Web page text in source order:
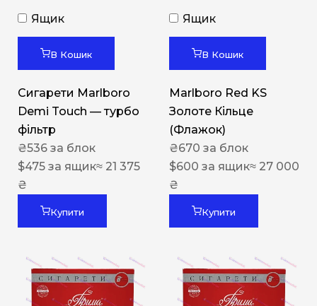
Ящик
В Кошик
Сигарети Marlboro
Demi Touch — турбо
фільтр
₴536 за блок
$475 за ящик≈ 21 375
₴
Купити
Ящик
В Кошик
Marlboro Red KS
Золоте Кільце
(Флажок)
₴670 за блок
$600 за ящик≈ 27 000
₴
Купити